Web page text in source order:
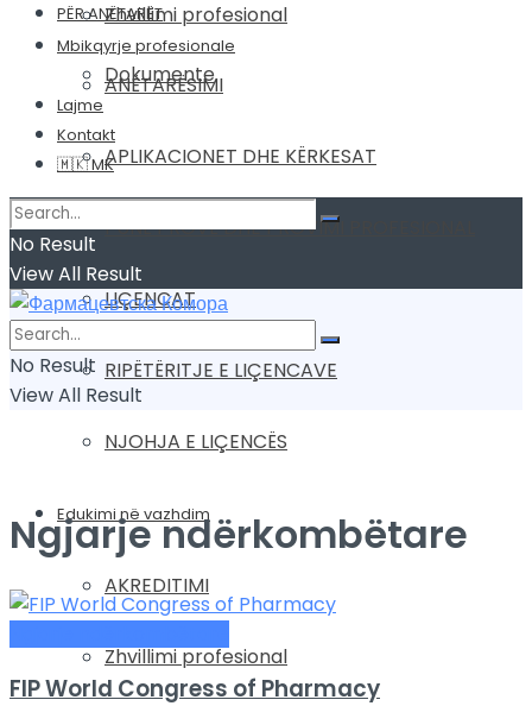
PËR ANËTARËT
ANËTARËSIMI
APLIKACIONET DHE KËRKESAT
PUNË PROVË DHE PROVIMI PROFESIONAL
LIÇENCAT
RIPËTËRITJE E LIÇENCAVE
NJOHJA E LIÇENCËS
Edukimi në vazhdim
AKREDITIMI
Zhvillimi profesional
Zhvillimi profesional
Mbikqyrje profesionale
Dokumente
Lajme
Kontakt
🇲🇰 MK
No Result
View All Result
No Result
View All Result
Ngjarje ndërkombëtare
FIP World Congress of Pharmacy